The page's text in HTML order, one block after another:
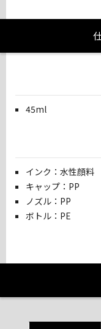
45ml
インク：水性顔料
キャップ：PP
ノズル：PP
ボトル：PE